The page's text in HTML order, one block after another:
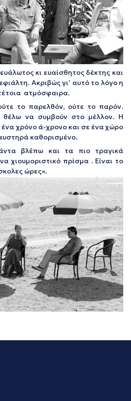
κι ευαίσθητος δέκτης και
Ακριβώς γι’ αυτό το λόγο η
τέτοια ατμόσφαιρα.
το παρελθόν, ούτε το παρόν.
να συμβούν στο μέλλον. Η
χρόνο ά-χρονο και σε ένα χώρο
καθορισμένο.
βλέπω και τα πιο τραγικά
χιουμοριστικό πρίσμα . Είναι το
ώρες».